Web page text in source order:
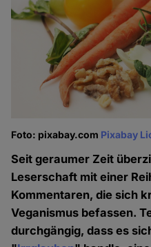
Foto: pixabay.com Pixabay
Seit geraumer Zeit
Leserschaft mit einer
Kommentaren, die sich
Veganismus befassen.
durchgängig, dass es